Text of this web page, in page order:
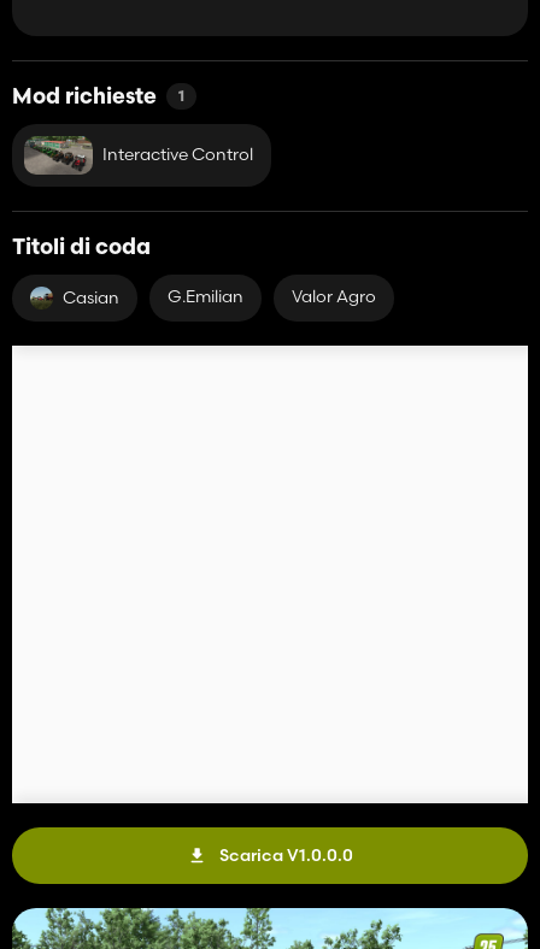
Mod richieste 1
Interactive Control
Titoli di coda
Casian G.Emilian Valor Agro
Scarica V1.0.0.0